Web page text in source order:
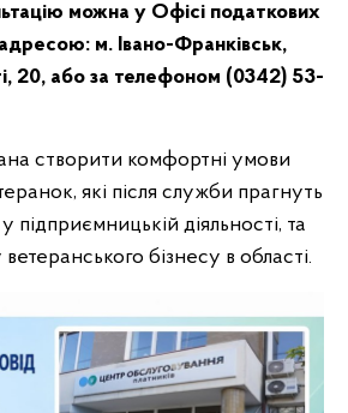
можна у Офісі податкових
м. Івано-Франківськ,
20, або за телефоном (0342) 53-
створити комфортні умови
які після служби прагнуть
підприємницькій діяльності, та
бізнесу в області.